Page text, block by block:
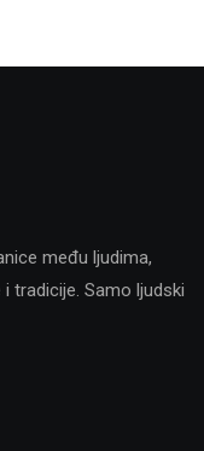
među ljudima,
tradicije. Samo ljudski